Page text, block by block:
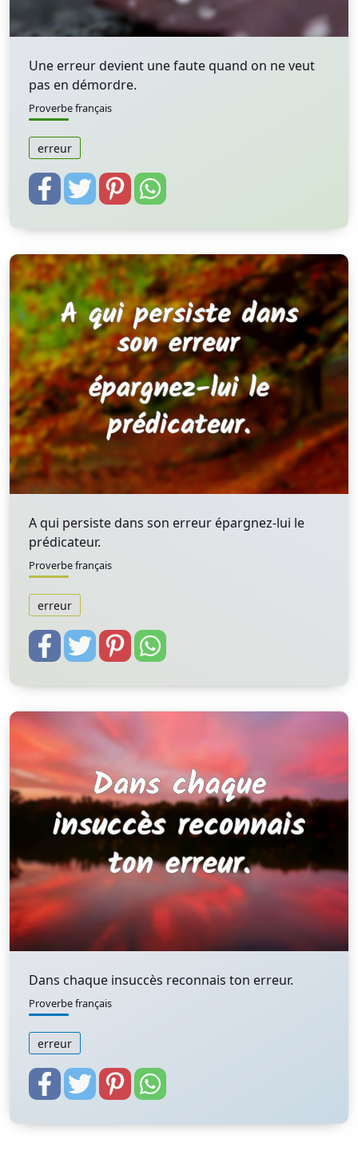
Une erreur devient une faute quand on ne veut
pas en démordre.
Proverbe français
erreur
A qui persiste dans son erreur épargnez-lui le
prédicateur.
Proverbe français
erreur
Dans chaque insuccès reconnais ton erreur.
Proverbe français
erreur